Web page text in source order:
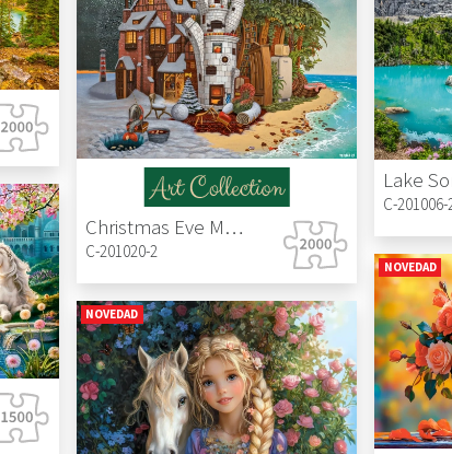
Christmas Eve Madeira
C-201020-2
C-201006-
NOVEDAD
NOVEDAD